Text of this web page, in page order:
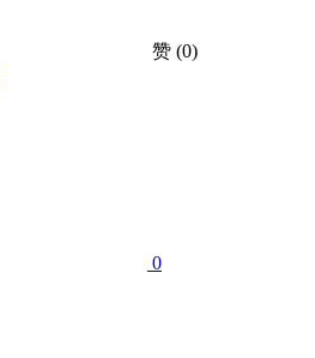
赞 (0)
0